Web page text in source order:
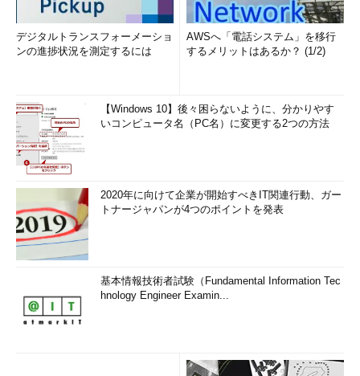
デジタルトランスフォーメーショ
ンの進捗状況を測定するには
AWSへ「電話システム」を移行
するメリットはあるか？ (1/2)
【Windows 10】後々困らないように、分かりやす
いコンピュータ名（PC名）に変更する2つの方法
2020年に向けて企業が開始すべきIT関連行動、ガー
トナージャパンが4つのポイントを発表
基本情報技術者試験（Fundamental Information Tec
hnology Engineer Examin...